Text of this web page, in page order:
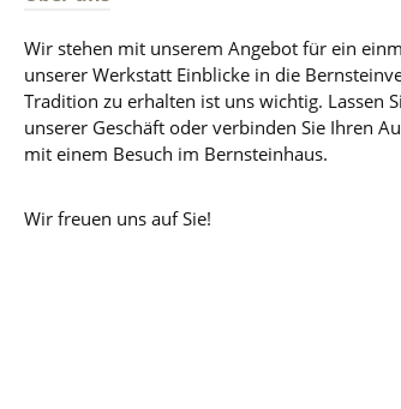
Wir stehen mit unserem Angebot für ein
unserer Werkstatt Einblicke in die
Tradition zu erhalten ist uns wichtig. Lassen
unserer Geschäft oder verbinden Sie Ihren
mit einem Besuch im Bernsteinhaus.
Wir freuen uns auf Sie!